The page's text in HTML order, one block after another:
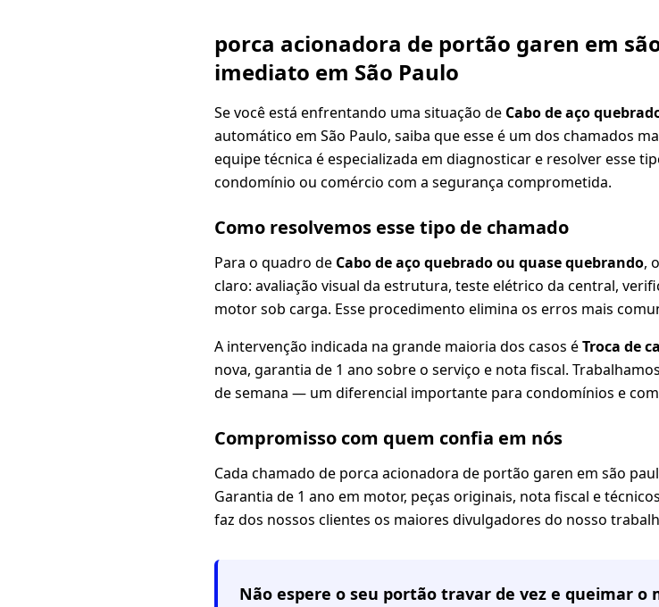
porca acionadora de portão garen em
imediato em São Paulo
Se você está enfrentando uma situação de Cabo de aço
automático em São Paulo, saiba que esse é um dos chamados
equipe técnica é especializada em diagnosticar e resolver esse
condomínio ou comércio com a segurança comprometida.
Como resolvemos esse tipo de chamado
Para o quadro de Cabo de aço quebrado ou quase quebrando,
claro: avaliação visual da estrutura, teste elétrico da central,
motor sob carga. Esse procedimento elimina os erros mais
A intervenção indicada na grande maioria dos casos éTroca de
nova, garantia de 1 ano sobre o serviço e nota fiscal.
de semana — um diferencial importante para condomínios e
Compromisso com quem confia em nós
Cada chamado de porca acionadora de portão garen em são
Garantia de 1 ano em motor, peças originais, nota fiscal e
faz dos nossos clientes os maiores divulgadores do nosso
Não espere o seu portão travar de vez e queimar o